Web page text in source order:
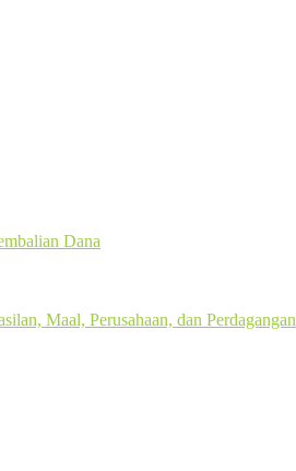
Dana
Maal, Perusahaan, dan Perdagangan